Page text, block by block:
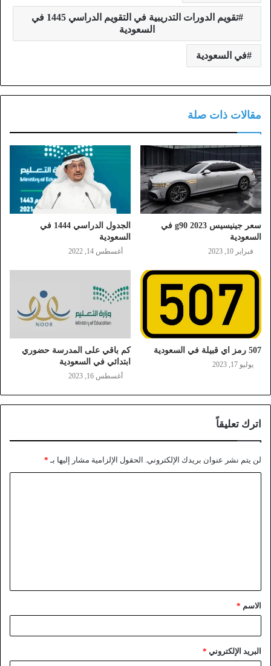
تقويم الدورات التدريبية في التقويم الدراسي 1445 في
السعودية
في السعودية
مقالات ذات صلة
سعر جينيسيس g90 2023 في
السعودية
فبراير 10, 2023
الجدول الدراسي 1444 في
السعودية
أغسطس 14, 2022
507 رمز اي قبيلة في السعودية
يوليو 17, 2023
كم باقي على المدرسة حضوري
ابتدائي في السعودية
أغسطس 16, 2023
اترك تعليقاً
لن يتم نشر عنوان بريدك الإلكتروني. الحقول الإلزامية مشار إليها بـ *
الاسم *
البريد الإلكتروني *